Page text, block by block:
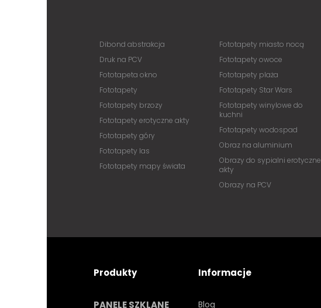
Dibond abstrakcja
Druk na PCV
Fototapeta okno
Fototapety
Fototapety brzozy
Fototapety erotyczne akty
Fototapety góry
Fototapety las
Fototapety mapy świata
Fototapety miasto nocą
Fototapety owoce
Fototapety plaża
Fototapety Star Wars
Fototapety winylowe do
kuchni
Fototapety wodospad
Obraz na aluminium
Obrazy do sypialni erotyczne
akty
Obrazy na PCV
Produkty
PANELE SZKLANE
Informacje
Blog